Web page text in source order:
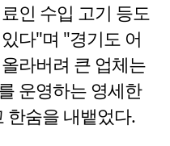
인 수입 고기 등도
다"며 "경기도 어
라버려 큰 업체는
운영하는 영세한
한숨을 내뱉었다.